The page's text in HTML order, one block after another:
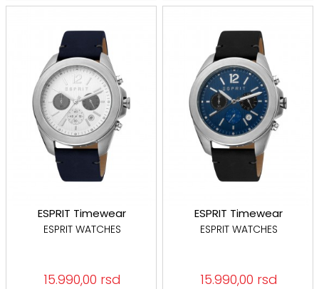
ESPRIT Timewear
ESPRIT WATCHES
15.990,00 rsd
ESPRIT Timewear
ESPRIT WATCHES
15.990,00 rsd